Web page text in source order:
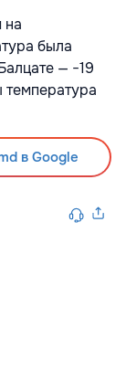
на
была
— −19
температура
в Google